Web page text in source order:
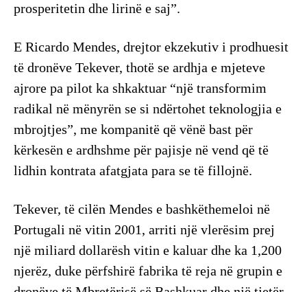
prosperitetin dhe lirinë e saj”.
E Ricardo Mendes, drejtor ekzekutiv i prodhuesit
të dronëve Tekever, thotë se ardhja e mjeteve
ajrore pa pilot ka shkaktuar “një transformim
radikal në mënyrën se si ndërtohet teknologjia e
mbrojtjes”, me kompanitë që vënë bast për
kërkesën e ardhshme për pajisje në vend që të
lidhin kontrata afatgjata para se të fillojnë.
Tekever, të cilën Mendes e bashkëthemeloi në
Portugali në vitin 2001, arriti një vlerësim prej
një miliard dollarësh vitin e kaluar dhe ka 1,200
njerëz, duke përfshirë fabrika të reja në grupin e